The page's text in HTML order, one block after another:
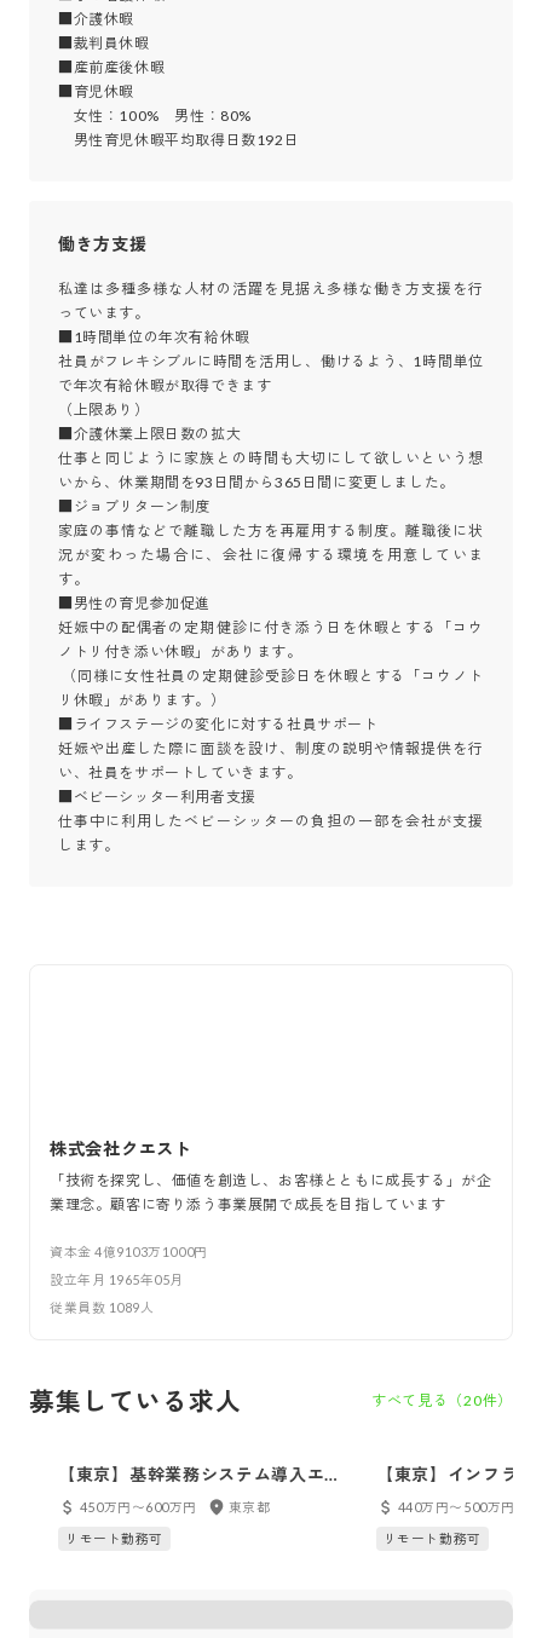
■介護休暇
■裁判員休暇
■産前産後休暇
■育児休暇
女性：100%　男性：80%
男性育児休暇平均取得日数192日
働き方支援
私達は多種多様な人材の活躍を見据え多様な働き方支援を行
っています。
■1時間単位の年次有給休暇
社員がフレキシブルに時間を活用し、働けるよう、1時間単位
で年次有給休暇が取得できます
（上限あり）
■介護休業上限日数の拡大
仕事と同じように家族との時間も大切にして欲しいという想
いから、休業期間を93日間から365日間に変更しました。
■ジョブリターン制度
家庭の事情などで離職した方を再雇用する制度。離職後に状
況が変わった場合に、会社に復帰する環境を用意していま
す。
■男性の育児参加促進
妊娠中の配偶者の定期健診に付き添う日を休暇とする「コウ
ノトリ付き添い休暇」があります。
リ休暇」があります。）
■ライフステージの変化に対する社員サポート
妊娠や出産した際に面談を設け、制度の説明や情報提供を行
い、社員をサポートしていきます。
■ベビーシッター利用者支援
仕事中に利用したベビーシッターの負担の一部を会社が支援
します。
株式会社クエスト
「技術を探究し、価値を創造し、お客様とともに成長する」が企
業理念。顧客に寄り添う事業展開で成長を目指しています
資本金4億9103万1000円
設立年月 1965年05月
従業員数 1089 人
募集している求人 すべて見る（20件）
【東京】基幹業務システム導入エン
ジニア 東証STD市場上場／年間休
日120日以上／定着率95%／平均勤
450万円〜600万円
東京都
リモート勤務可
【東京】インフラ
STD市場上場／平
定着率95%程度／
440万円〜500万円
リモート勤務可